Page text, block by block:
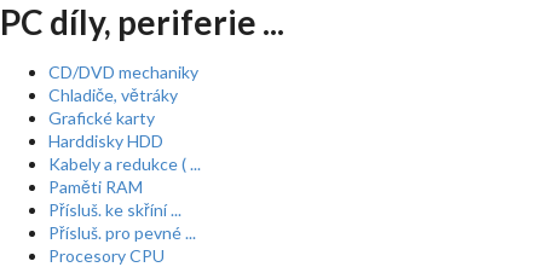
PC díly, periferie ...
CD/DVD mechaniky
Chladiče, větráky
Grafické karty
Harddisky HDD
Kabely a redukce ( ...
Paměti RAM
Přísluš. ke skříní ...
Přísluš. pro pevné ...
Procesory CPU